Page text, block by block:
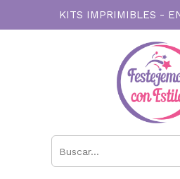
KITS IMPRIMIBLES -